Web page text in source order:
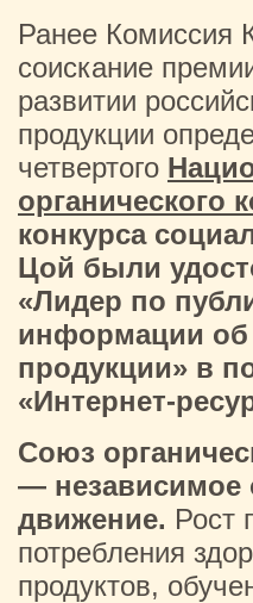
Ранее Комиссия
соискание
развитии
продукции
четвертого
органического
конкурса
Цой были
«Лидер по
информации об
продукции» в
«Интернет-
Союз
— независимое
движение. Рост
потребления
продуктов,